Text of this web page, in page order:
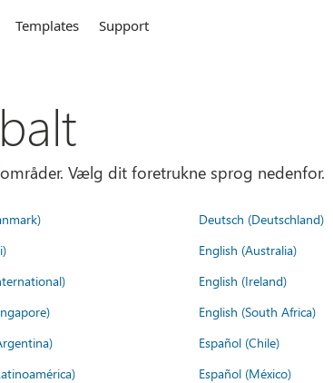
Templates Support
Vælg dit foretrukne sprog nedenfor.
Deutsch (Deutschland)
English (Australia)
English (Ireland)
English (South Africa)
Español (Chile)
Español (México)